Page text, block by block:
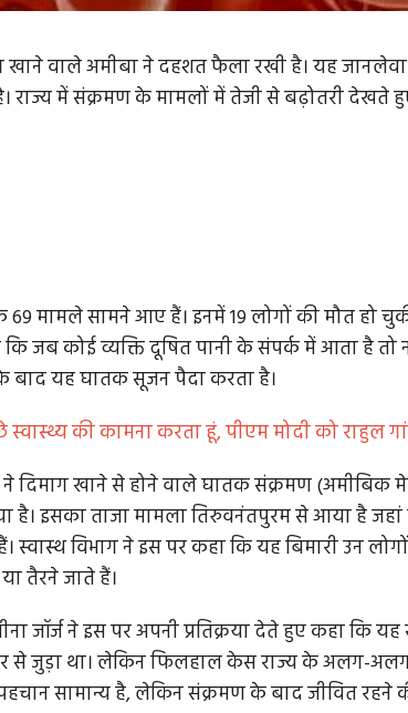
खाने वाले अमीबा ने दहशत फैला रखी है। यह
राज्य में संक्रमण के मामलों में तेजी से बढ़ोतरी देखते
69 मामले सामने आए हैं। इनमें 19 लोगों की मौत हो
जब कोई व्यक्ति दूषित पानी के संपर्क में आता है
बाद यह घातक सूजन पैदा करता है।
की कामना करता हूं, पीएम मोदी को राहुल
ने दिमाग खाने से होने वाले घातक संक्रमण
है। इसका ताजा मामला तिरुवनंतपुरम से आया है
विभाग ने इस पर कहा कि यह बिमारी उन
तैरने जाते हैं।
जॉर्ज ने इस पर अपनी प्रतिक्रया देते हुए कहा
से जुड़ा था। लेकिन फिलहाल केस राज्य के अलग-अलग
सामान्य है, लेकिन संक्रमण के बाद जीवित रहने